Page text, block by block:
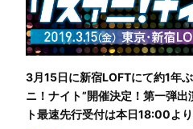
3月15日に新宿LOFTにて約1年
ニ！ナイト”開催決定！第一弾出
ト最速先行受付は本日18:00よ